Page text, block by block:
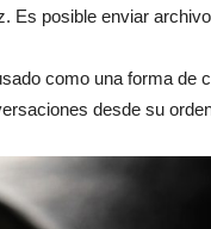
Es posible enviar
como una forma de
desde su